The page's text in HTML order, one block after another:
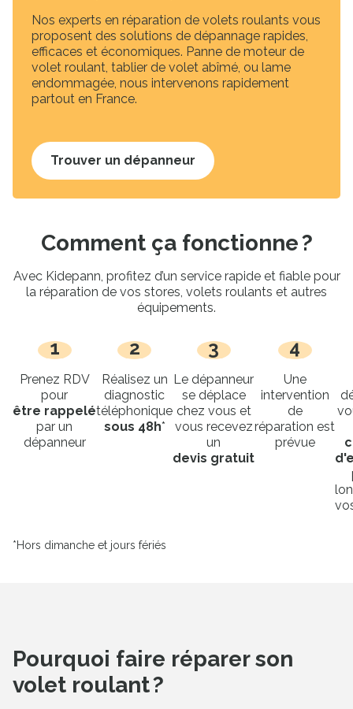
Nos experts en réparation de volets roulants vous
proposent des solutions de dépannage rapides,
efficaces et économiques. Panne de moteur de
volet roulant, tablier de volet abîmé, ou lame
endommagée, nous intervenons rapidement
partout en France.
Trouver un dépanneur
Comment ça fonctionne ?
Avec Kidepann, profitez d’un service rapide et fiable pour
la réparation de vos stores, volets roulants et autres
équipements.
1
Prenez RDV
pour
être rappelé
par un
dépanneur
2
Réalisez un
diagnostic
téléphonique
sous 48h*
3
Le dépanneur
se déplace
chez vous et
vous recevez
un
devis gratuit
4
Une
intervention
de
réparation est
prévue
*Hors dimanche et jours fériés
Pourquoi faire réparer son
volet roulant ?